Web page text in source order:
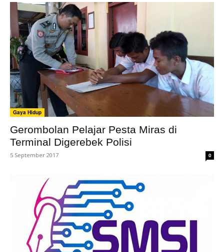
Gaya Hidup
Gerombolan Pelajar Pesta Miras di
Terminal Digerebek Polisi
5 September 2017 0